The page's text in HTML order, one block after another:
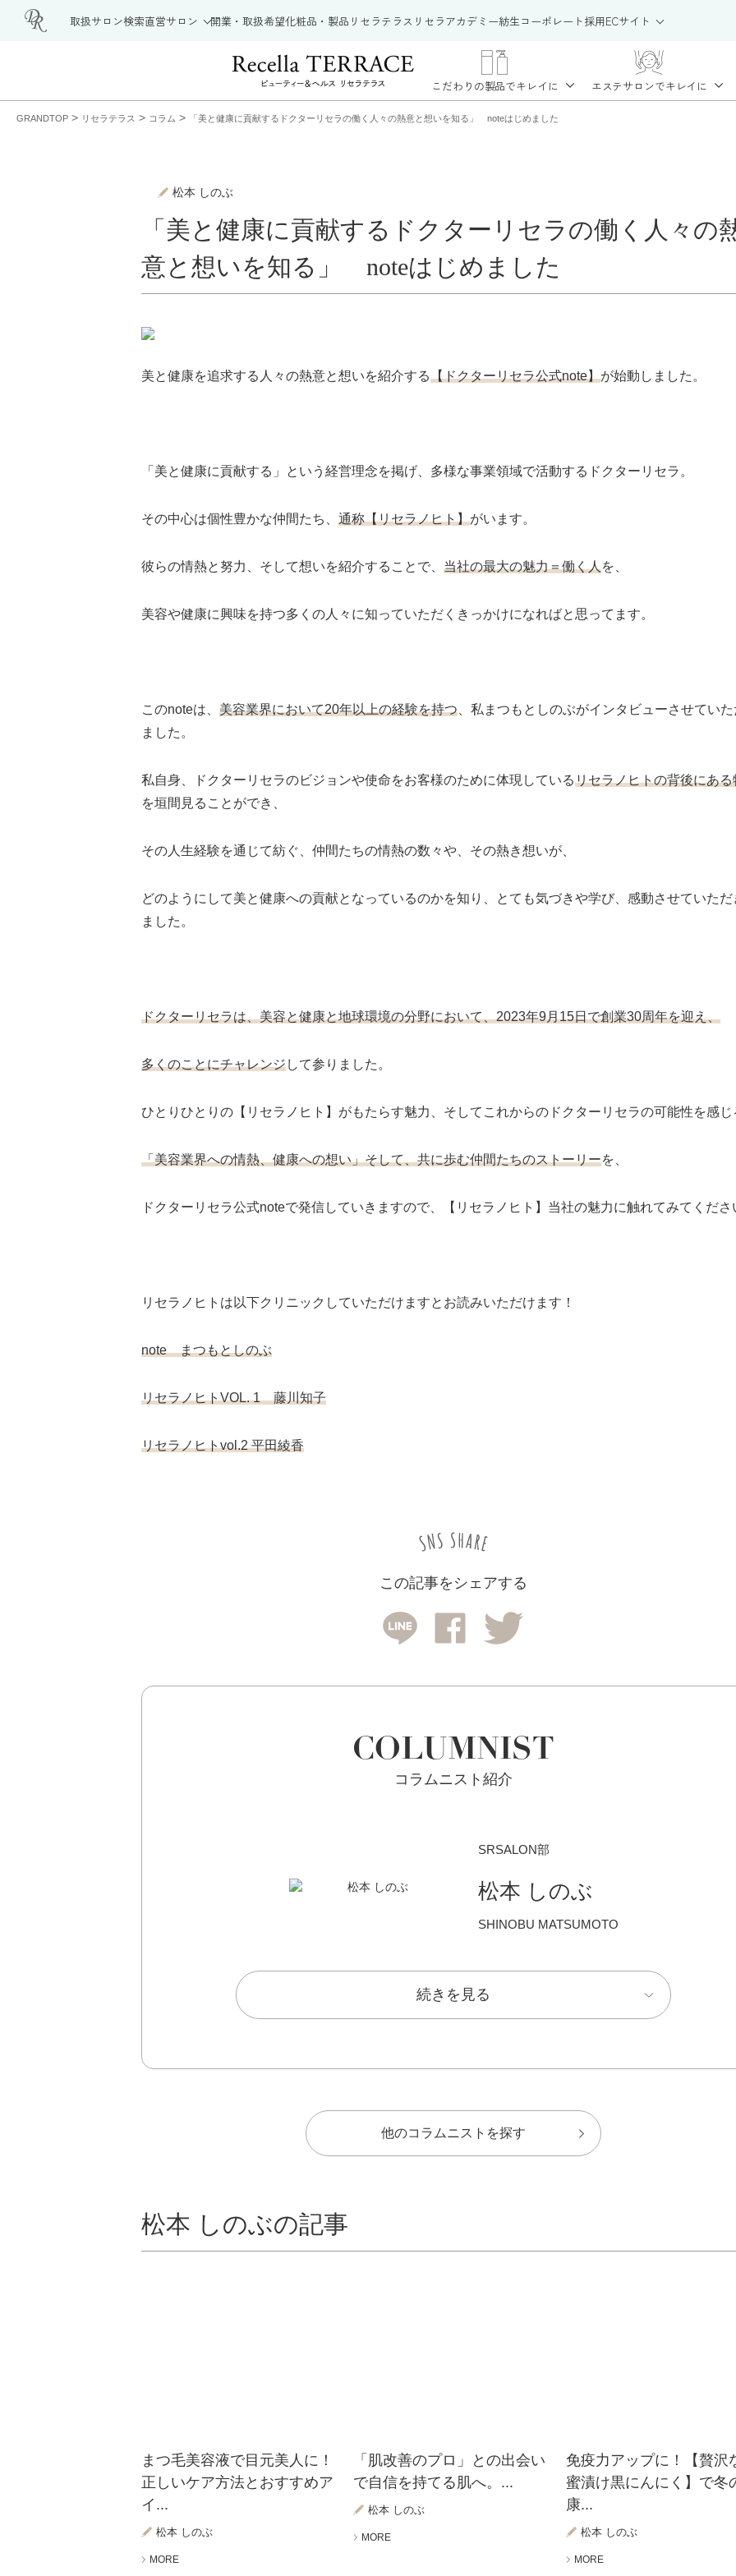
取扱サロン検索直営サロン 開業・取扱希望化粧品・製品 リセラテラス リセラアカデミー紡生コーポレート採用ECサイト
こだわりの製品でキレイに エステサロンでキレイに
GRANDTOP > リセラテラス > コラム > 「美と健康に貢献するドクターリセラの働く人々の熱意と想いを知る」 noteはじめました
松本 しのぶ
「美と健康に貢献するドクターリセラの働く人々の
意と想いを知る」 noteはじめました
美と健康を追求する人々の熱意と想いを紹介する【ドクターリセラ公式note】が始動しました。
「美と健康に貢献する」という経営理念を掲げ、多様な事業領域で活動するドクターリセラ。
その中心は個性豊かな仲間たち、 通称【リセラノヒト】がいます。
彼らの情熱と努力、そして想いを紹介することで、 当社の最大の魅力＝働く人を、
美容や健康に興味を持つ多くの人々に知っていただくきっかけになればと思ってます。
このnoteは、 美容業界において20年以上の経験を持つ 、私まつもとしのぶがインタビューさせていた
ました。
私自身、ドクターリセラのビジョンや使命をお客様のために体現しているリセラノヒトの背後にある
を垣間見ることができ、
その人生経験を通じて紡ぐ、仲間たちの情熱の数々や、その熱き想いが、
どのようにして美と健康への貢献となっているのかを知り、とても気づきや学び、感動させていただ
ました。
ドクターリセラは、美容と健康と地球環境の分野において、2023年9月15日で創業30周年を迎え、
多くのことにチャレンジして参りました。
ひとりひとりの【リセラノヒト】がもたらす魅力、そしてこれからのドクターリセラの可能性を感じ
「美容業界への情熱、健康への想い」そして、共に歩む仲間たちのストーリーを、
ドクターリセラ公式noteで発信していきますので、【リセラノヒト】当社の魅力に触れてみてくださ
リセラノヒトは以下クリニックしていただけますとお読みいただけます！
note まつもとしのぶ
リセラノヒトVOL. 1 藤川知子
リセラノヒトvol.2 平田綾香
この記事をシェアする
COLUMNIST
コラムニスト紹介
SRSALON部
松本 しのぶ
SHINOBU MATSUMOTO
続きを見る
他のコラムニストを探す
松本 しのぶの記事
まつ毛美容液で目元美人に！
正しいケア方法とおすすめア
イ...
松本 しのぶ
MORE
「肌改善のプロ」との出会い
で自信を持てる肌へ。...
松本 しのぶ
MORE
免疫力アップに！【贅沢
蜜漬け黒にんにく】で冬
康...
松本 しのぶ
MORE